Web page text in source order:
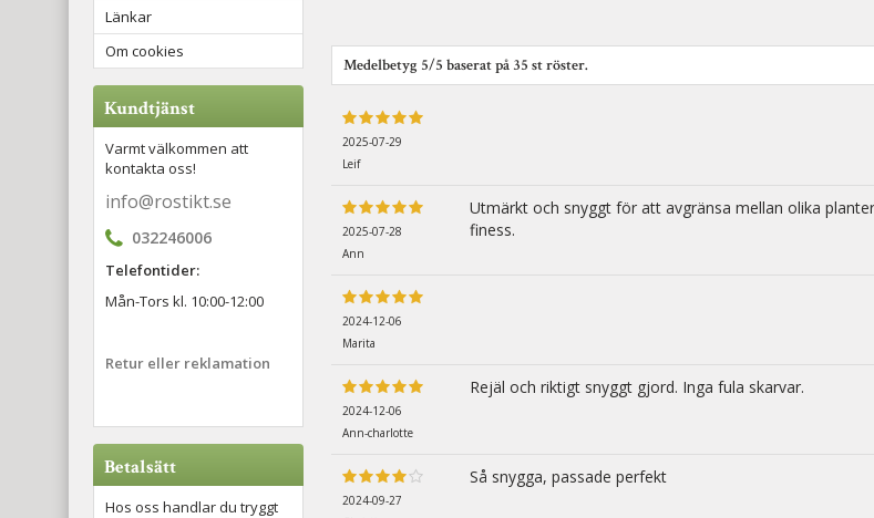
Länkar
Om cookies
Kundtjänst
Varmt välkommen att
kontakta oss!
info@rostikt.se
032246006
Telefontider:
Mån-Tors kl. 10:00-12:00
Retur eller reklamation
Betalsätt
Hos oss handlar du tryggt
Medelbetyg 5/5 baserat på 35 st röster.
2025-07-29
Leif
2025-07-28
Ann
Utmärkt och snyggt för att avgränsa mellan olika
finess.
2024-12-06
Marita
2024-12-06
Ann-charlotte
Rejäl och riktigt snyggt gjord. Inga fula skarvar.
2024-09-27
Så snygga, passade perfekt